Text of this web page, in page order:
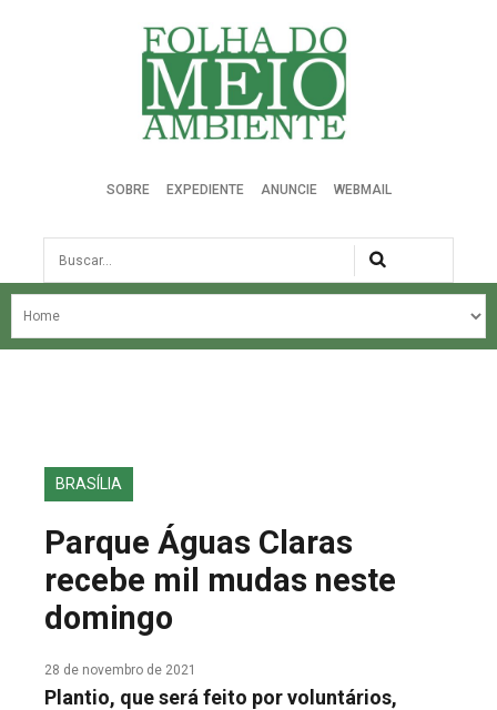
Folha do Meio Ambiente
SOBRE EXPEDIENTE ANUNCIE WEBMAIL
Busca
NOSSA HISTÓRIA
EDIÇÕES ANTERIORES
FALE CONOSCO
BRASÍLIA
Parque Águas Claras
recebe mil mudas neste
domingo
28 de novembro de 2021
Plantio, que será feito por voluntários,